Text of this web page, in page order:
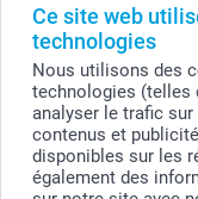
Ce site web
technologies
Nous utilisons des
technologies (telles
analyser le trafic
contenus et
disponibles sur les
également des
© smartphoto group.
smartphoto group SA.
Siège social :
Numéro de TVA BE
Numéro d'entreprise
Tous les prix sont en